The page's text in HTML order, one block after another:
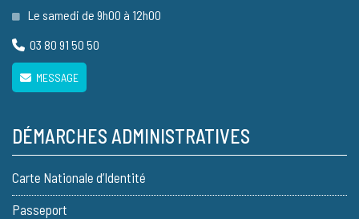
Le samedi de 9h00 à 12h00
03 80 91 50 50
MESSAGE
DÉMARCHES ADMINISTRATIVES
Carte Nationale d’Identité
Passeport